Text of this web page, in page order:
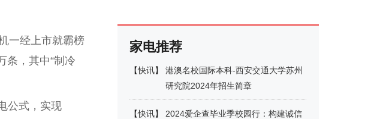
一经上市就霸榜
条，其中“制冷
公式，实现
家电推荐
【快讯】
港澳名校国际本科-西安交通大学苏州
研究院2024年招生简章
【快讯】
2024爱企查毕业季校园行：构建诚信